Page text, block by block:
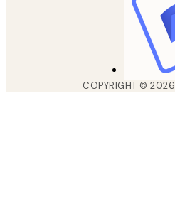
COPYRIGHT ©2026